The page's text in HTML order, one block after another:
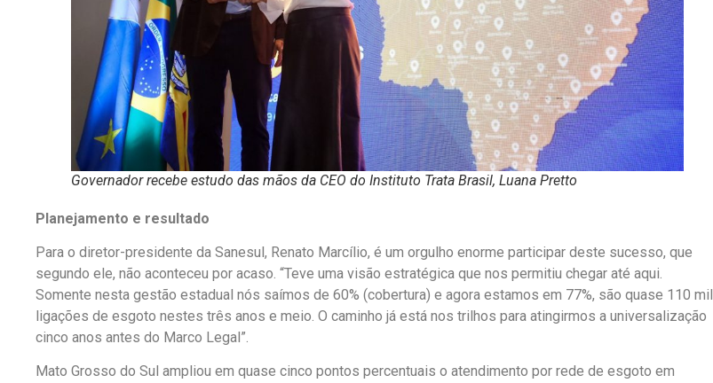
Governador recebe estudo das mãos da CEO do Instituto Trata Brasil, Luana Pretto
Planejamento e resultado
Para o diretor-presidente da Sanesul, Renato Marcílio, é um orgulho enorme participar deste sucesso, que
segundo ele, não aconteceu por acaso. “Teve uma visão estratégica que nos permitiu chegar até aqui.
Somente nesta gestão estadual nós saímos de 60% (cobertura) e agora estamos em 77%, são quase 110 mil
ligações de esgoto nestes três anos e meio. O caminho já está nos trilhos para atingirmos a universalização
cinco anos antes do Marco Legal”.
Mato Grosso do Sul ampliou em quase cinco pontos percentuais o atendimento por rede de esgoto em